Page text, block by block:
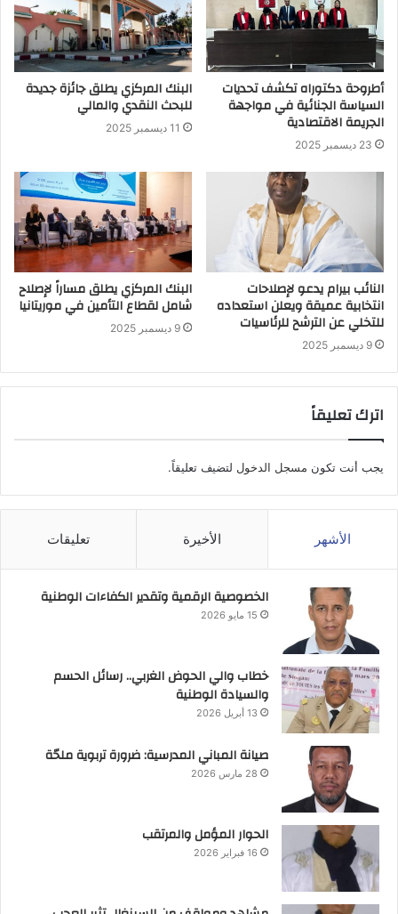
أطروحة دكتوراه تكشف تحديات
السياسة الجنائية في مواجهة
الجريمة الاقتصادية
23 ديسمبر 2025
البنك المركزي يطلق جائزة جديدة
للبحث النقدي والمالي
11 ديسمبر 2025
النائب بيرام يدعو لإصلاحات
انتخابية عميقة ويعلن استعداده
للتخلي عن الترشح للرئاسيات
9 ديسمبر 2025
البنك المركزي يطلق مساراً لإصلاح
شامل لقطاع التأمين في موريتانيا
9 ديسمبر 2025
اترك تعليقاً
يجب أنت تكون مسجل الدخول لتضيف تعليقاً.
الأشهر الأخيرة تعليقات
الخصوصية الرقمية وتقدير الكفاءات الوطنية
15 مايو 2026
خطاب والي الحوض الغربي.. رسائل الحسم
والسيادة الوطنية
13 أبريل 2026
صيانة المباني المدرسية: ضرورة تربوية ملحّة
28 مارس 2026
الحوار المؤمل والمرتقب
16 فبراير 2026